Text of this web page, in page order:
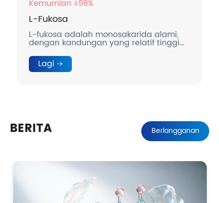
Kemurnian ≥98%
L-Fukosa
L-fukosa adalah monosakarida alami,
dengan kandungan yang relatif tinggi
dalam ASI manusia.
Lagi
BERITA Berlangganan